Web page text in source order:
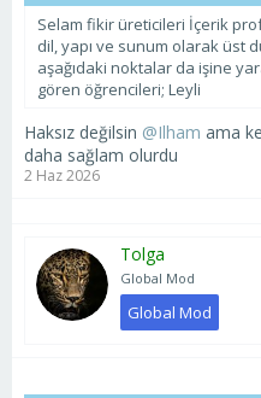
Selam fikir üreticileri İçerik
dil, yapı ve sunum olarak üst
aşağıdaki noktalar da işine
gören öğrencileri; Leyli
Haksız değilsin @Ilham ama
daha sağlam olurdu
2 Haz 2026
Tolga
Global Mod
Global Mod